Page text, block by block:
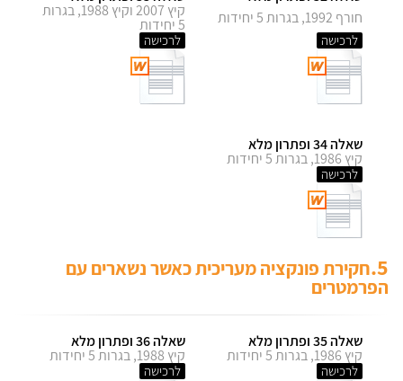
חורף 1992, בגרות 5 יחידות
לרכישה
קיץ 2007 וקיץ 1988, בגרות
5 יחידות
לרכישה
שאלה 34 ופתרון מלא
קיץ 1986, בגרות 5 יחידות
לרכישה
5. חקירת פונקציה מעריכית כאשר נשארים עם
הפרמטרים
שאלה 35 ופתרון מלא
קיץ 1986, בגרות 5 יחידות
לרכישה
שאלה 36 ופתרון מלא
קיץ 1988, בגרות 5 יחידות
לרכישה